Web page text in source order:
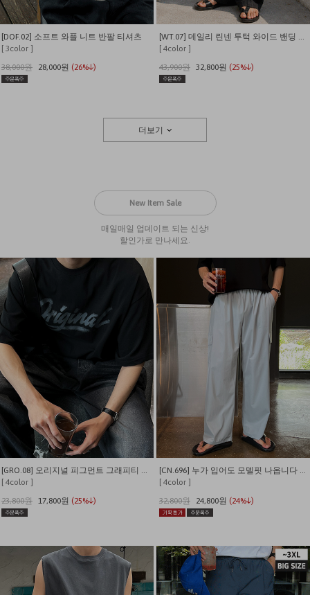
[DOF.02] 소프트 와플 니트 반팔 티셔츠
[ 3color ]
38,000원
28,000원 (26%↓)
[ 4color ]
43,900원 32,800원 (25%↓)
더보기
New Item Sale
매일매일 업데이트 되는 신상!
할인가로 만나세요.
[ 4color ]
23,800원 17,800원 (25%↓)
[ 4color ]
32,800원
24,800원 (24%↓)